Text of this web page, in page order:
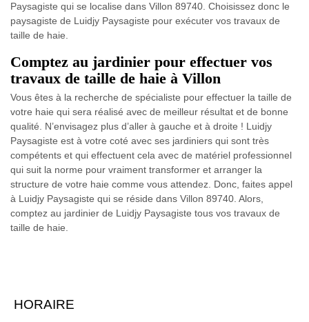
Paysagiste qui se localise dans Villon 89740. Choisissez donc le
paysagiste de Luidjy Paysagiste pour exécuter vos travaux de
taille de haie.
Comptez au jardinier pour effectuer vos
travaux de taille de haie à Villon
Vous êtes à la recherche de spécialiste pour effectuer la taille de
votre haie qui sera réalisé avec de meilleur résultat et de bonne
qualité. N’envisagez plus d’aller à gauche et à droite ! Luidjy
Paysagiste est à votre coté avec ses jardiniers qui sont très
compétents et qui effectuent cela avec de matériel professionnel
qui suit la norme pour vraiment transformer et arranger la
structure de votre haie comme vous attendez. Donc, faites appel
à Luidjy Paysagiste qui se réside dans Villon 89740. Alors,
comptez au jardinier de Luidjy Paysagiste tous vos travaux de
taille de haie.
HORAIRE